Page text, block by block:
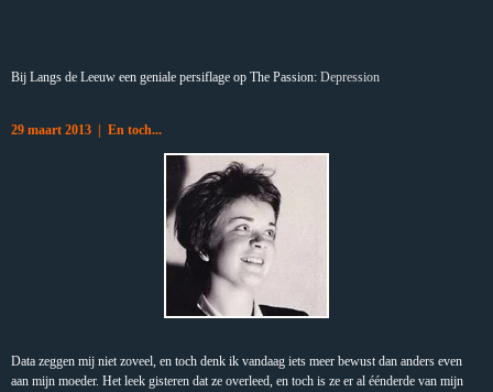
Bij Langs de Leeuw een geniale persiflage op The Passion: Depression
29 maart 2013 | En toch...
Data zeggen mij niet zoveel, en toch denk ik vandaag iets meer bewust dan anders even
aan mijn moeder. Het leek gisteren dat ze overleed, en toch is ze er al éénderde van mijn